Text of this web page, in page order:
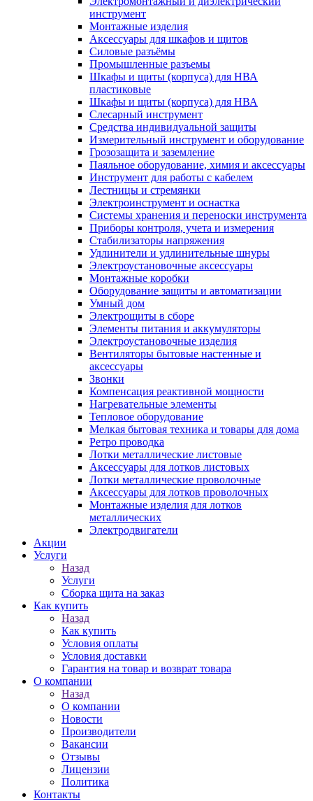
инструмент
Монтажные изделия
Аксессуары для шкафов и щитов
Силовые разъёмы
Промышленные разъемы
Шкафы и щиты (корпуса) для НВА
пластиковые
Шкафы и щиты (корпуса) для НВА
Слесарный инструмент
Средства индивидуальной защиты
Измерительный инструмент и оборудование
Грозозащита и заземление
Паяльное оборудование, химия и аксессуары
Инструмент для работы с кабелем
Лестницы и стремянки
Электроинструмент и оснастка
Системы хранения и переноски инструмента
Приборы контроля, учета и измерения
Стабилизаторы напряжения
Удлинители и удлинительные шнуры
Электроустановочные аксессуары
Монтажные коробки
Оборудование защиты и автоматизации
Умный дом
Электрощиты в сборе
Элементы питания и аккумуляторы
Электроустановочные изделия
Вентиляторы бытовые настенные и
аксессуары
Звонки
Компенсация реактивной мощности
Нагревательные элементы
Тепловое оборудование
Мелкая бытовая техника и товары для дома
Ретро проводка
Лотки металлические листовые
Аксессуары для лотков листовых
Лотки металлические проволочные
Аксессуары для лотков проволочных
Монтажные изделия для лотков
металлических
Электродвигатели
Акции
Услуги
Назад
Услуги
Сборка щита на заказ
Как купить
Назад
Как купить
Условия оплаты
Условия доставки
Гарантия на товар и возврат товара
О компании
Назад
О компании
Новости
Производители
Вакансии
Отзывы
Лицензии
Политика
Контакты